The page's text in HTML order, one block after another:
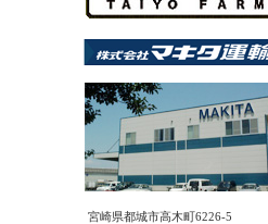
宮崎県都城市高木町6226-5